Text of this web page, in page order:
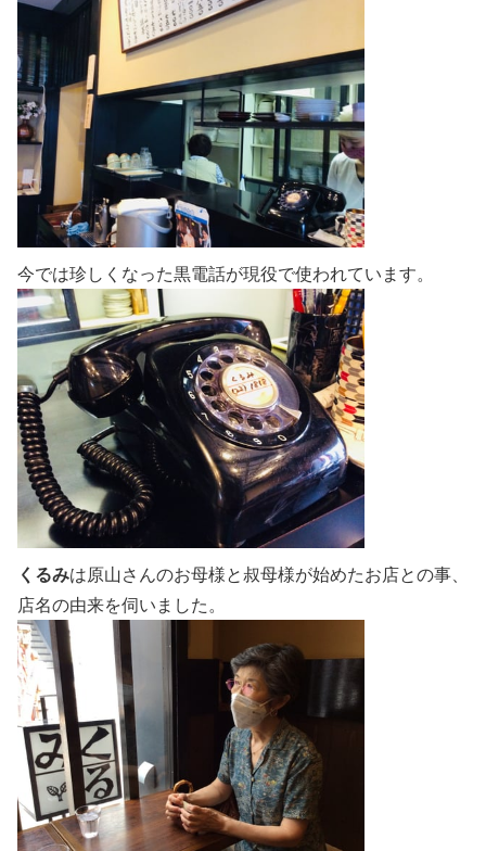
今では珍しくなった黒電話が現役で使われています。
くるみは原山さんのお母様と叔母様が始めたお店との事、
店名の由来を伺いました。